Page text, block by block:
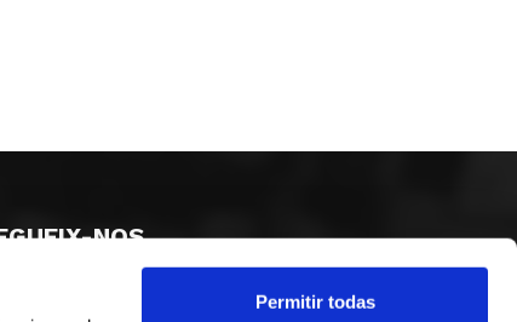
Permitir todas
NOS